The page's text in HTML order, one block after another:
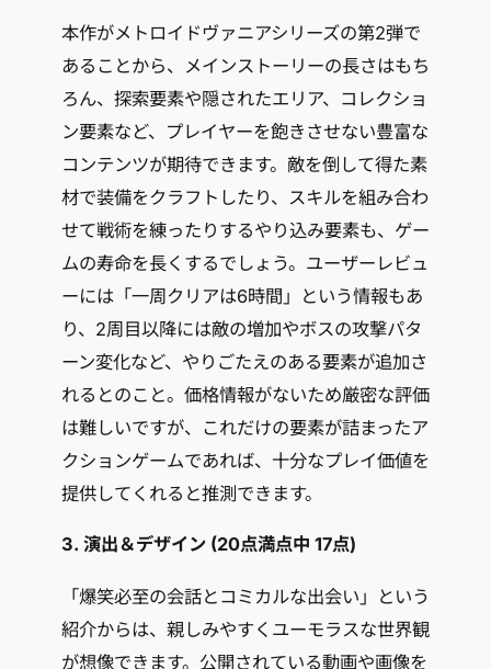
本作がメトロイドヴァニアシリーズの第2弾で
あることから、メインストーリーの長さはもち
ろん、探索要素や隠されたエリア、コレクショ
ン要素など、プレイヤーを飽きさせない豊富な
コンテンツが期待できます。敵を倒して得た素
材で装備をクラフトしたり、スキルを組み合わ
せて戦術を練ったりするやり込み要素も、ゲー
ムの寿命を長くするでしょう。ユーザーレビュ
ーには「一周クリアは6時間」という情報もあ
り、2周目以降には敵の増加やボスの攻撃パタ
ーン変化など、やりごたえのある要素が追加さ
れるとのこと。価格情報がないため厳密な評価
は難しいですが、これだけの要素が詰まったア
クションゲームであれば、十分なプレイ価値を
提供してくれると推測できます。
3. 演出＆デザイン (20点満点中 17点)
「爆笑必至の会話とコミカルな出会い」という
紹介からは、親しみやすくユーモラスな世界観
が想像できます。公開されている動画や画像を